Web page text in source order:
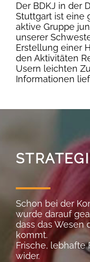
Der BDKJ in der
Stuttgart ist eine
aktive Gruppe
unserer
Erstellung einer
den Aktivitäten
Usern leichten
Informationen
Schon bei der
wurde darauf
dass das Wesen
kommt.
Frische, lebhafte
wider.